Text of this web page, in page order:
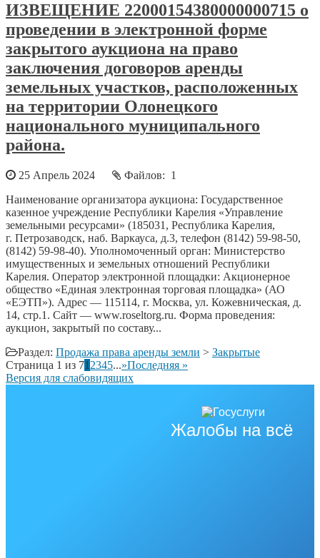
ИЗВЕЩЕНИЕ 22000154380000000715 о
проведении в электронной форме
закрытого аукциона на право
заключения договоров аренды
земельных участков, расположенных
на территории Олонецкого
национального муниципального
района.
25 Апрель 2024
Файлов: 1
Наименование организатора аукциона: Государственное
казенное учреждение Республики Карелия «Управление
земельными ресурсами» (185031, Республика Карелия,
г. Петрозаводск, наб. Варкауса, д.3, телефон (8142) 59-98-50,
(8142) 59-98-40). Уполномоченный орган: Министерство
имущественных и земельных отношений Республики
Карелия. Оператор электронной площадки: Акционерное
общество «Единая электронная торговая площадка» (АО
«ЕЭТП»). Адрес — 115114, г. Москва, ул. Кожевническая, д.
14, стр.1. Сайт — www.roseltorg.ru. Форма проведения:
аукцион, закрытый по составу...
Раздел: Продажа права аренды земли > Закрытые
Страница 1 из 71 2345...»Последняя »
Версия для слабовидящих
Жалобы на всё